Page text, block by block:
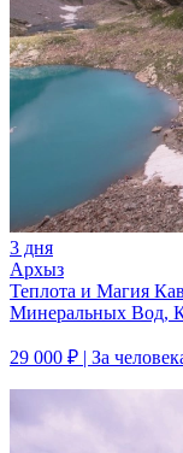
3 дня
Архыз
Теплота и Магия
Минеральных Вод,
29 000 ₽ | За